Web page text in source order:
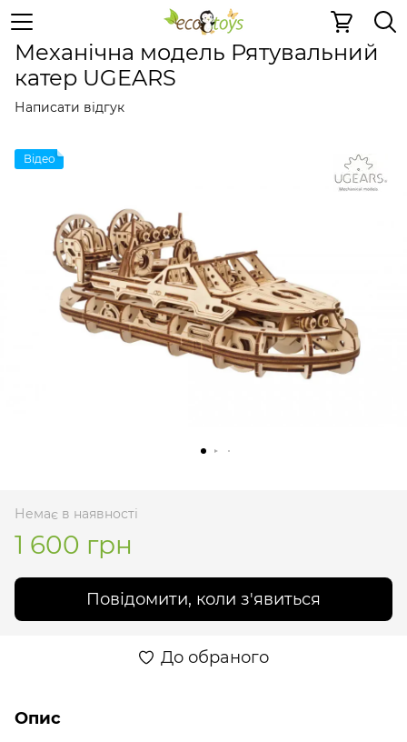
Дерев'яні конструктори Механічні 3D пазли
Механічна модель Рятувальний
катер UGEARS
Написати відгук
Відео
Немає в наявності
1 600 грн
Повідомити, коли з'явиться
До обраного
Опис